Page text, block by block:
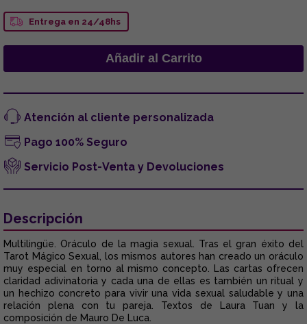
Entrega en 24/48hs
Atención al cliente personalizada
Pago 100% Seguro
Servicio Post-Venta y Devoluciones
Descripción
Multilingüe. Oráculo de la magia sexual. Tras el gran éxito del
Tarot Mágico Sexual, los mismos autores han creado un oráculo
muy especial en torno al mismo concepto. Las cartas ofrecen
claridad adivinatoria y cada una de ellas es también un ritual y
un hechizo concreto para vivir una vida sexual saludable y una
relación plena con tu pareja. Textos de Laura Tuan y la
composición de Mauro De Luca.